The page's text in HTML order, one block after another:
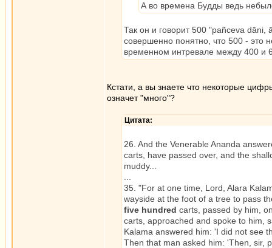
А во времена Будды ведь
Так он и говорит 500 "pañceva
совершенно понятно, что 500 - это
временном интревале между 400 и
Кстати, а вы знаете что некоторые
означет "много"?
Цитата:
26. And the Venerable Ananda
carts, have passed over, and the
muddy...
35. "For at one time, Lord, Alara
wayside at the foot of a tree to pass
five hundred carts, passed by him,
carts, approached and spoke to him,
Kalama answered him: 'I did not see
Then that man asked him: 'Then, sir,